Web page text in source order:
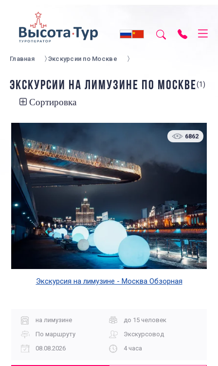
Главная Экскурсии по Москве
ЭКСКУРСИИ НА ЛИМУЗИНЕ ПО МОСКВЕ(1)
Сортировка
6862
Экскурсия на лимузине - Москва Обзорная
на лимузине
до 15 человек
По маршруту
Экскурсовод
08.08.2026
4 часа